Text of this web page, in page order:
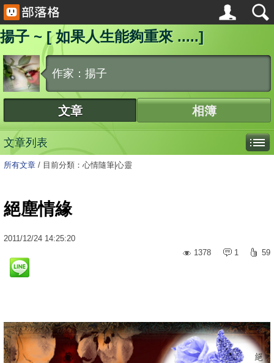
揚子 ~ [ 如果人生能夠重來 .....]
作家：揚子
文章 相簿
文章列表
所有文章 / 目前分類：心情隨筆|心靈
絕塵情緣
2011/12/24 14:25:20
1378
1 59